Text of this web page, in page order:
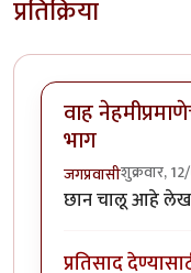
प्रतिक्रिया
वाह
भाग
जगप्रवासीशुक्रवार,
छान चालू आहे
प्रतिसाद